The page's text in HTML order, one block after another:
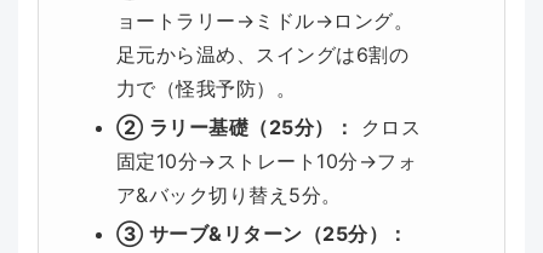
ョートラリー→ミドル→ロング。
足元から温め、スイングは6割の
力で（怪我予防）。
② ラリー基礎（25分）：
クロス
固定10分→ストレート10分→フォ
ア&バック切り替え5分。
③ サーブ&リターン（25分）：